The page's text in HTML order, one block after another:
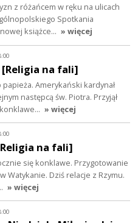
z różańcem w ręku na ulicach
Spotkania
książce… » więcej
[Religia na fali]
Amerykański kardynał
następcą św. Piotra. Przyjął
» więcej
na fali]
się konklawe. Przygotowanie
Watykanie. Dziś relacje z Rzymu.
» więcej